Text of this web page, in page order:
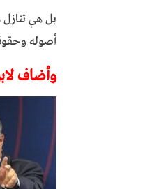
بل هي
أصوله
وأضاف